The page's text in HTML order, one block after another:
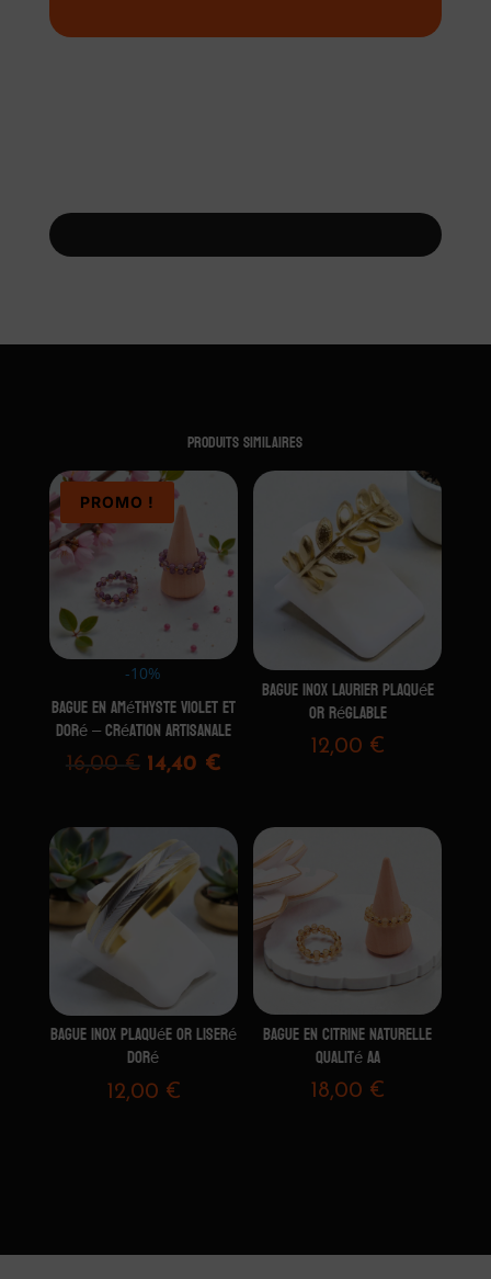
Produits similaires
PROMO !
-10%
Bague en Améthyste Violet et
Doré – Création Artisanale
16,00 € Le
était :
16,00 €.
14,40 €Le
est :
14,40 €.
Bague Inox Laurier plaquée
Or Réglable
12,00 €
Bague Inox plaquée Or Liseré
Doré
12,00 €
Bague en Citrine Naturelle
Qualité AA
18,00 €